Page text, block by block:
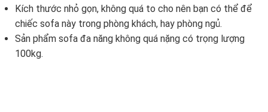
Kích thước nhỏ gọn, không quá to cho nên bạn có thể để
chiếc sofa này trong phòng khách, hay phòng ngủ.
Sản phẩm sofa đa năng không quá nặng có trọng lượng
100kg.